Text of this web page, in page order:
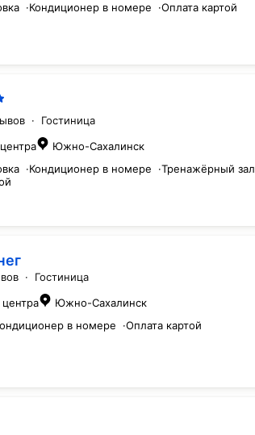
·Кондиционер в номере ·Оплата картой
· Гостиница
Южно-Сахалинск
·Кондиционер в номере ·Тренажёрный зал
· Гостиница
Южно-Сахалинск
в номере ·Оплата картой